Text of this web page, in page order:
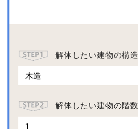
解体したい建物の構造
解体したい建物の階数